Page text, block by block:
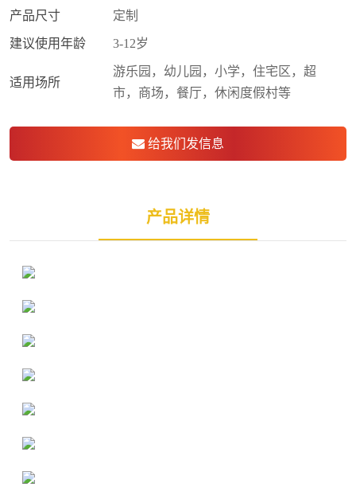
产品尺寸 定制
建议使用年龄 3-12岁
适用场所
游乐园，幼儿园，小学，住宅区，超
市，商场，餐厅，休闲度假村等
给我们发信息
产品详情